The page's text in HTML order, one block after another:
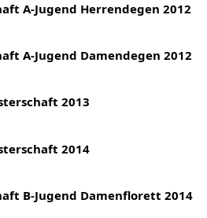
A-Jugend Herrendegen 2012
A-Jugend Damendegen 2012
2013
2014
B-Jugend Damenflorett 2014